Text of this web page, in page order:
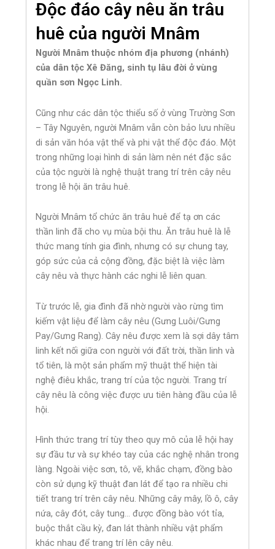
Độc đáo cây nêu ăn trâu
huê của người Mnâm
Người Mnâm thuộc nhóm địa phương (nhánh)
của dân tộc Xê Đăng, sinh tụ lâu đời ở vùng
quần sơn Ngọc Linh.
Cũng như các dân tộc thiểu số ở vùng Trường Sơn
– Tây Nguyên, người Mnâm vẫn còn bảo lưu nhiều
di sản văn hóa vật thể và phi vật thể độc đáo. Một
trong những loại hình di sản làm nên nét đặc sắc
của tộc người là nghệ thuật trang trí trên cây nêu
trong lễ hội ăn trâu huê.
Người Mnâm tổ chức ăn trâu huê để tạ ơn các
thần linh đã cho vụ mùa bội thu. Ăn trâu huê là lễ
thức mang tính gia đình, nhưng có sự chung tay,
góp sức của cả cộng đồng, đặc biệt là việc làm
cây nêu và thực hành các nghi lễ liên quan.
Từ trước lễ, gia đình đã nhờ người vào rừng tìm
kiếm vật liệu để làm cây nêu (Gưng Luôi/Gưng
Pay/Gưng Rang). Cây nêu được xem là sợi dây tâm
linh kết nối giữa con người với đất trời, thần linh và
tổ tiên, là một sản phẩm mỹ thuật thể hiện tài
nghệ điêu khắc, trang trí của tộc người. Trang trí
cây nêu là công việc được ưu tiên hàng đầu của lễ
hội.
Hình thức trang trí tùy theo quy mô của lễ hội hay
sự đầu tư và sự khéo tay của các nghệ nhân trong
làng. Ngoài việc sơn, tô, vẽ, khắc chạm, đồng bào
còn sử dụng kỹ thuật đan lát để tạo ra nhiều chi
tiết trang trí trên cây nêu. Những cây mây, lồ ô, cây
nứa, cây đót, cây tung… được đồng bào vót tỉa,
buộc thắt cầu kỳ, đan lát thành nhiều vật phẩm
khác nhau để trang trí lên cây nêu.